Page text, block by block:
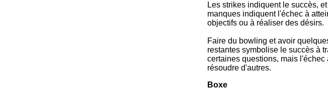
Les strikes indiquent le succès,
manques indiquent l'échec à
objectifs ou à réaliser des désirs.
Faire du bowling et avoir
restantes symbolise le succès à
certaines questions, mais l'échec
résoudre d'autres.
Boxe